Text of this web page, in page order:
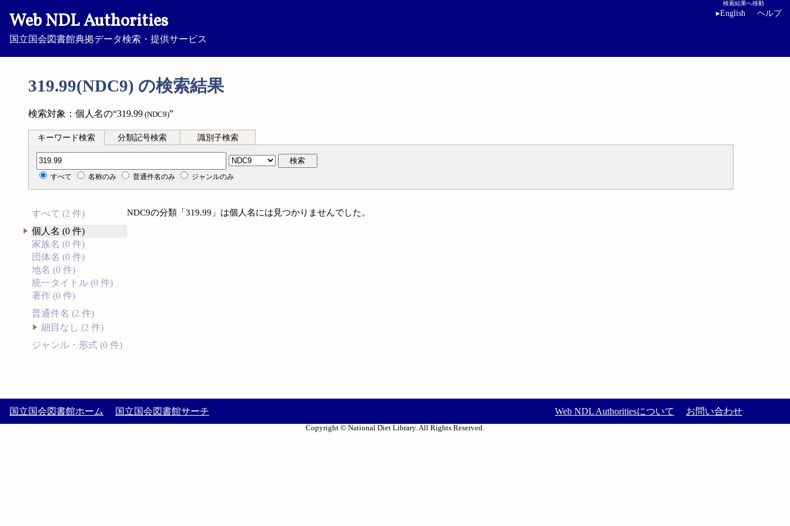
Web NDL Authorities
国立国会図書館典拠データ検索・提供サービス
検索結果へ移動
▸English ヘルプ
319.99(NDC9) の検索結果
検索対象：個人名の“319.99 (NDC9)”
キーワード検索 分類記号検索 識別子検索
分類記号検索 検索
すべて 名称のみ 普通件名のみ ジャンルのみ
すべて (2 件)
個人名 (0 件)
家族名 (0 件)
団体名 (0 件)
地名 (0 件)
統一タイトル (0 件)
著作 (0 件)
普通件名 (2 件)
細目なし (2 件)
ジャンル・形式 (0 件)
NDC9の分類「319.99」は個人名には見つかりませんでした。
国立国会図書館ホーム 国立国会図書館サーチ Web NDL Authoritiesについて お問い合わせ
Copyright © National Diet Library. All Rights Reserved.